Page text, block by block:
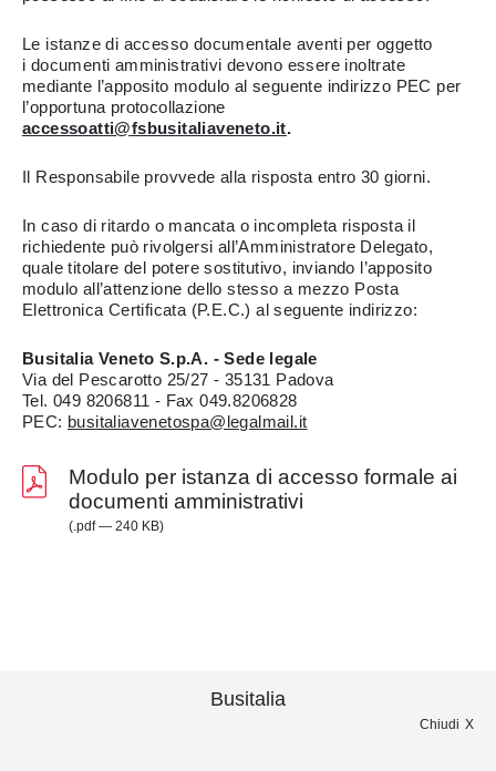
Le istanze di accesso documentale aventi per oggetto
i documenti amministrativi devono essere inoltrate
mediante l’apposito modulo al seguente indirizzo PEC per
l’opportuna protocollazione
accessoatti@fsbusitaliaveneto.it.
Il Responsabile provvede alla risposta entro 30 giorni.
In caso di ritardo o mancata o incompleta risposta il
richiedente può rivolgersi all’Amministratore Delegato,
quale titolare del potere sostitutivo, inviando l’apposito
modulo all’attenzione dello stesso a mezzo Posta
Elettronica Certificata (P.E.C.) al seguente indirizzo:
Busitalia Veneto S.p.A. - Sede legale
Via del Pescarotto 25/27 - 35131 Padova
Tel. 049 8206811 - Fax 049.8206828
PEC: busitaliavenetospa@legalmail.it
Modulo per istanza di accesso formale ai
documenti amministrativi
(.pdf — 240 KB)
Busitalia
Chiudi